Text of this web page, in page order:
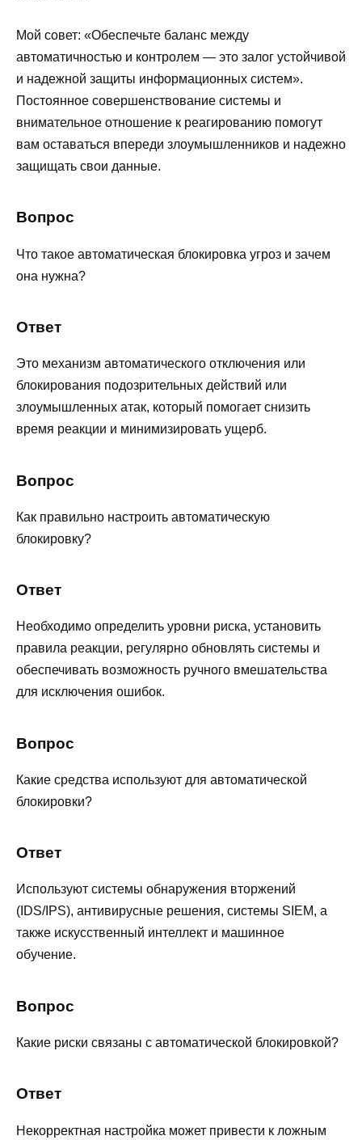
Мой совет: «Обеспечьте баланс между
автоматичностью и контролем — это залог устойчивой
и надежной защиты информационных систем».
Постоянное совершенствование системы и
внимательное отношение к реагированию помогут
вам оставаться впереди злоумышленников и надежно
защищать свои данные.
Вопрос
Что такое автоматическая блокировка угроз и зачем
она нужна?
Ответ
Это механизм автоматического отключения или
блокирования подозрительных действий или
злоумышленных атак, который помогает снизить
время реакции и минимизировать ущерб.
Вопрос
Как правильно настроить автоматическую
блокировку?
Ответ
Необходимо определить уровни риска, установить
правила реакции, регулярно обновлять системы и
обеспечивать возможность ручного вмешательства
для исключения ошибок.
Вопрос
Какие средства используют для автоматической
блокировки?
Ответ
Используют системы обнаружения вторжений
(IDS/IPS), антивирусные решения, системы SIEM, а
также искусственный интеллект и машинное
обучение.
Вопрос
Какие риски связаны с автоматической блокировкой?
Ответ
Некорректная настройка может привести к ложным